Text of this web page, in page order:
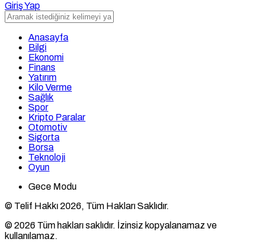
Giriş Yap
Anasayfa
Bilgi
Ekonomi
Finans
Yatırım
Kilo Verme
Sağlık
Spor
Kripto Paralar
Otomotiv
Sigorta
Borsa
Teknoloji
Oyun
Gece Modu
© Telif Hakkı 2026, Tüm Hakları Saklıdır.
© 2026 Tüm hakları saklıdır. İzinsiz kopyalanamaz ve
kullanılamaz.